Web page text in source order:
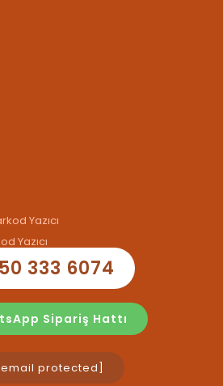
Yazıcı
Yazıcı
333 6074
Sipariş Hattı
protected]